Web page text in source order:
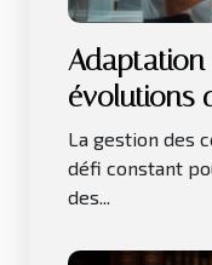
Adaptation
évolutions
congés
La gestion des
défi constant
des...